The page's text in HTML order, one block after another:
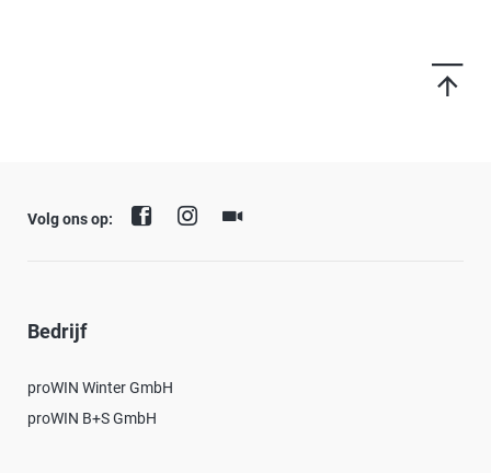
Volg ons op:
Bedrijf
proWIN Winter GmbH
proWIN B+S GmbH